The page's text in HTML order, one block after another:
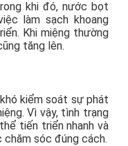
khi đó, nước bọt
làm sạch khoang
Khi miệng thường
tăng lên.
kiểm soát sự phát
Vì vậy, tình trạng
tiến triển nhanh và
sóc đúng cách.